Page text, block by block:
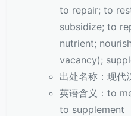
to repair; to
subsidize; to
nutrient;
vacancy);
出处名称：现代
英语含义：to
to supplement